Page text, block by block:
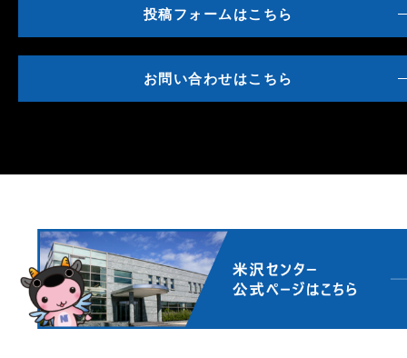
投稿フォームはこちら
お問い合わせはこちら